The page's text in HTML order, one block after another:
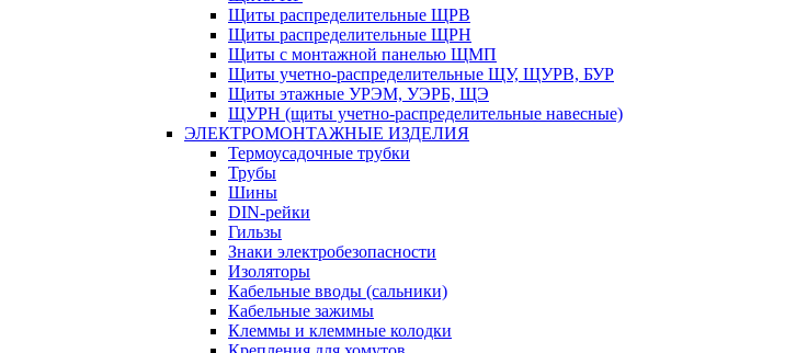
Щиты распределительные ЩРВ
Щиты распределительные ЩРН
Щиты с монтажной панелью ЩМП
Щиты учетно-распределительные ЩУ, ЩУРВ, БУР
Щиты этажные УРЭМ, УЭРБ, ЩЭ
ЩУРН (щиты учетно-распределительные навесные)
ЭЛЕКТРОМОНТАЖНЫЕ ИЗДЕЛИЯ
Термоусадочные трубки
Трубы
Шины
DIN-рейки
Гильзы
Знаки электробезопасности
Изоляторы
Кабельные вводы (сальники)
Кабельные зажимы
Клеммы и клеммные колодки